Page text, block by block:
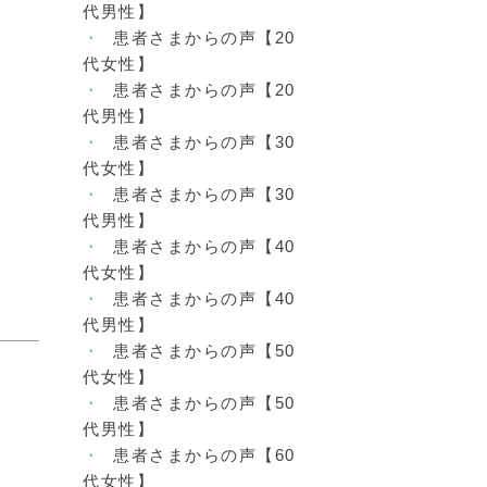
代男性】
患者さまからの声【20
代女性】
患者さまからの声【20
代男性】
患者さまからの声【30
代女性】
患者さまからの声【30
代男性】
患者さまからの声【40
代女性】
患者さまからの声【40
代男性】
患者さまからの声【50
代女性】
患者さまからの声【50
代男性】
患者さまからの声【60
代女性】